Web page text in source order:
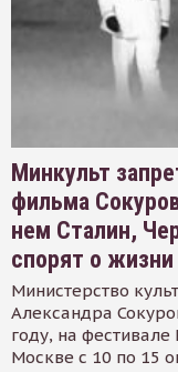
Минкульт
фильма
нем Сталин,
спорят о жизни
Министерство
Александра
году, на
Москве с 10 по 15